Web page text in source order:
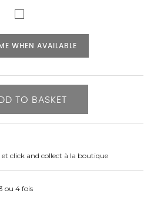
WHEN AVAILABLE
TO BASKET
click and collect à la boutique
ou 4 fois